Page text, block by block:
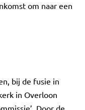
om naar een
bij de fusie in
in Overloon
Door de